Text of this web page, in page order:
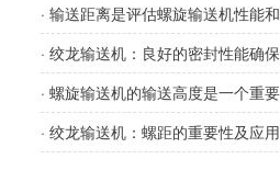
· 绞龙输送机：螺距的重要性及应用